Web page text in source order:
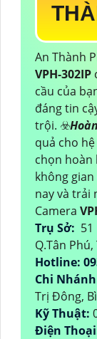
An Thành
VPH-302IP
cầu của
đáng tin
trội. ☣️
quả cho
chọn hoàn
không
nay và trải
Camera
Trụ Sở: 51
Q.Tân Phú,
Hotline:
Chi
Trị Đông,
Kỹ Thuật:
Điện